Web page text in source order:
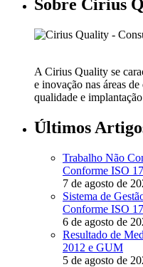
Sobre Cirius
A Cirius Quality se
e inovação nas áreas
qualidade e
Últimos
Trabalho Não
Conforme ISO
7 de agosto de
Sistema de
Conforme ISO
6 de agosto de
Resultado de
2012 e GUM
5 de agosto de